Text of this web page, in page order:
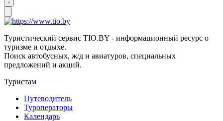
Туристический сервис TIO.BY - информационный ресурс о
туризме и отдыхе.
Поиск автобусных, ж/д и авиатуров, специальных
предложений и акций.
Туристам
Путеводитель
Туроператоры
Календарь